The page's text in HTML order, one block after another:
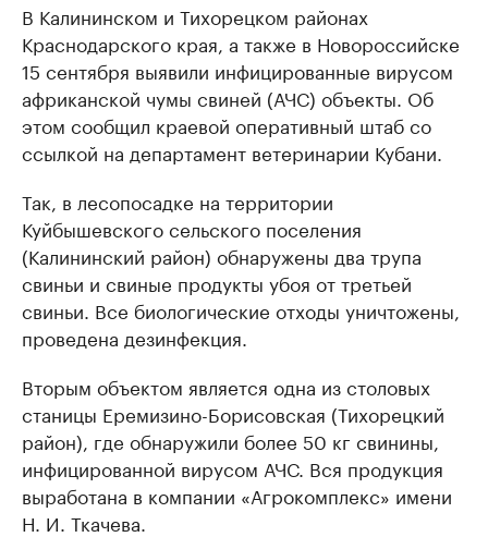
В Калининском и Тихорецком районах
Краснодарского края, а также в Новороссийске
15 сентября выявили инфицированные вирусом
африканской чумы свиней (АЧС) объекты. Об
этом сообщил краевой оперативный штаб со
ссылкой на департамент ветеринарии Кубани.
Так, в лесопосадке на территории
Куйбышевского сельского поселения
(Калининский район) обнаружены два трупа
свиньи и свиные продукты убоя от третьей
свиньи. Все биологические отходы уничтожены,
проведена дезинфекция.
Вторым объектом является одна из столовых
станицы Еремизино-Борисовская (Тихорецкий
район), где обнаружили более 50 кг свинины,
инфицированной вирусом АЧС. Вся продукция
выработана в компании «Агрокомплекс» имени
Н. И. Ткачева.